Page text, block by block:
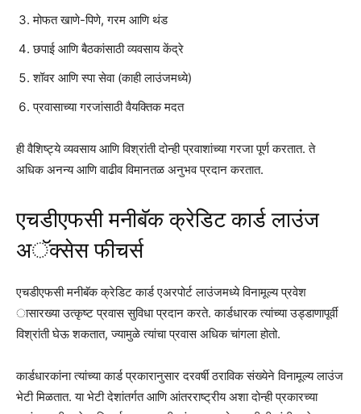
मोफत खाणे-पिणे, गरम आणि थंड
छपाई आणि बैठकांसाठी व्यवसाय केंद्रे
शॉवर आणि स्पा सेवा (काही लाउंजमध्ये)
प्रवासाच्या गरजांसाठी वैयक्तिक मदत
ही वैशिष्ट्ये व्यवसाय आणि विश्रांती दोन्ही प्रवाशांच्या गरजा पूर्ण करतात. ते
अधिक अनन्य आणि वाढीव विमानतळ अनुभव प्रदान करतात.
एचडीएफसी मनीबॅक क्रेडिट कार्ड लाउंज
अॅक्सेस फीचर्स
एचडीएफसी मनीबॅक क्रेडिट कार्ड एअरपोर्ट लाउंजमध्ये विनामूल्य प्रवेश
ासारख्या उत्कृष्ट प्रवास सुविधा प्रदान करते. कार्डधारक त्यांच्या उड्डाणापूर्वी
विश्रांती घेऊ शकतात, ज्यामुळे त्यांचा प्रवास अधिक चांगला होतो.
कार्डधारकांना त्यांच्या कार्ड प्रकारानुसार दरवर्षी ठराविक संख्येने विनामूल्य लाउंज
भेटी मिळतात. या भेटी देशांतर्गत आणि आंतरराष्ट्रीय अशा दोन्ही प्रकारच्या